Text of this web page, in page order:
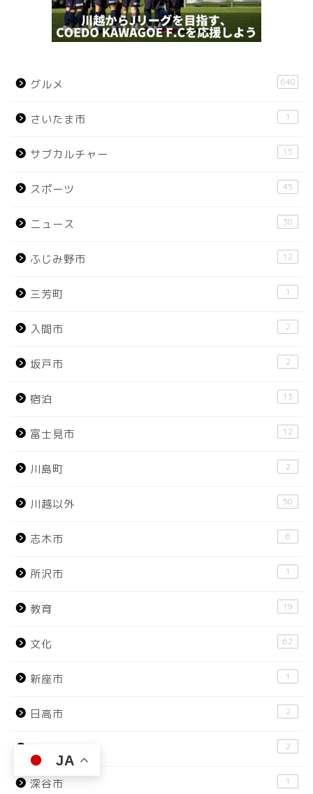
グルメ 640
さいたま市 1
サブカルチャー 15
スポーツ 45
ニュース 38
ふじみ野市 12
三芳町 1
入間市 2
坂戸市 2
宿泊 13
富士見市 12
川島町 2
川越以外 50
志木市 6
所沢市 1
教育 19
文化 62
新座市 1
日高市 2
朝霞市 2
深谷市 1
JA